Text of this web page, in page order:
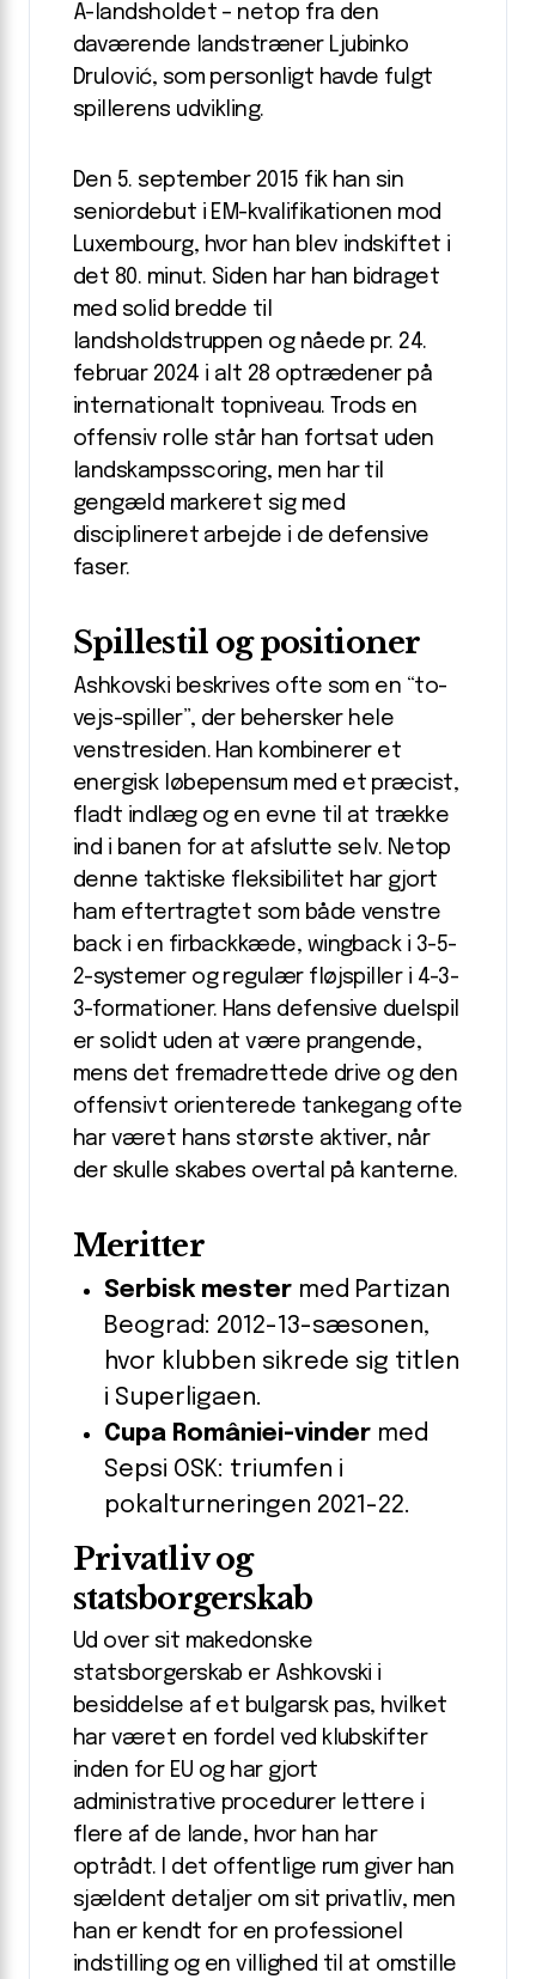
A-landsholdet – netop fra den
daværende landstræner Ljubinko
Drulović, som personligt havde fulgt
spillerens udvikling.
Den 5. september 2015 fik han sin
seniordebut i EM-kvalifikationen mod
Luxembourg, hvor han blev indskiftet i
det 80. minut. Siden har han bidraget
med solid bredde til
landsholdstruppen og nåede pr. 24.
februar 2024 i alt 28 optrædener på
internationalt topniveau. Trods en
offensiv rolle står han fortsat uden
landskampsscoring, men har til
gengæld markeret sig med
disciplineret arbejde i de defensive
faser.
Spillestil og positioner
Ashkovski beskrives ofte som en “to-
vejs-spiller”, der behersker hele
venstresiden. Han kombinerer et
energisk løbepensum med et præcist,
fladt indlæg og en evne til at trække
ind i banen for at afslutte selv. Netop
denne taktiske fleksibilitet har gjort
ham eftertragtet som både venstre
back i en firbackkæde, wingback i 3-5-
2-systemer og regulær fløjspiller i 4-3-
3-formationer. Hans defensive duelspil
er solidt uden at være prangende,
mens det fremadrettede drive og den
offensivt orienterede tankegang ofte
har været hans største aktiver, når
der skulle skabes overtal på kanterne.
Meritter
Serbisk mestermed Partizan
Beograd: 2012-13-sæsonen,
hvor klubben sikrede sig titlen
i Superligaen.
Cupa României-vindermed
Sepsi OSK: triumfen i
pokalturneringen 2021-22.
Privatliv og
statsborgerskab
Ud over sit makedonske
statsborgerskab er Ashkovski i
besiddelse af et bulgarsk pas, hvilket
har været en fordel ved klubskifter
inden for EU og har gjort
administrative procedurer lettere i
flere af de lande, hvor han har
optrådt. I det offentlige rum giver han
sjældent detaljer om sit privatliv, men
han er kendt for en professionel
indstilling og en villighed til at omstille